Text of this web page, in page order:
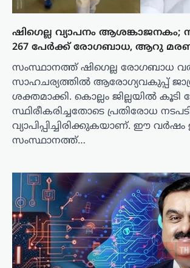
ഷിഗെല്ല വ്യാപനം
267 പേർക്ക് രോഗബാധ, ആറു
സംസ്ഥാനത്ത് ഷിഗെല്ല രോഗബാധ
സാഹചര്യത്തിൽ ആരോഗ്യവകുപ്പ്
ശക്തമാക്കി. കൊല്ലം ജില്ലയിൽ കൂടി
സ്ഥിരീകരിച്ചതോടെ പ്രതിരോധ
വ്യാപിപ്പിച്ചിരിക്കുകയാണ്. ഈ
സംസ്ഥാനത്ത്…